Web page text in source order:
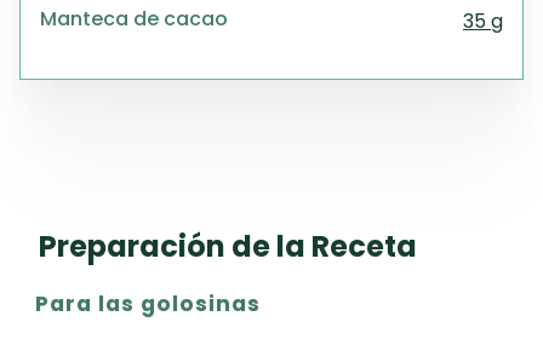
Manteca de cacao 35 g
Preparación de la Receta
Para las golosinas